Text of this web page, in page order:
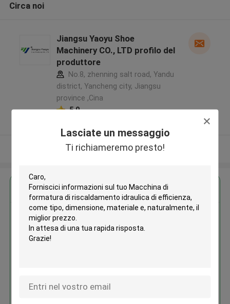
Lasciate un messaggio
Ti richiameremo presto!
Circa noi
Jiangsu Yaoyu Shoe
Machinery CO., LTD profilo del
produttore
No.8, zhenning salt road, Yandu
district, Yancheng city, Jiangsu
province ,Cina
5.0
Osservi più
Ottieni il miglior prezzo per
riscaldamento idraulica di